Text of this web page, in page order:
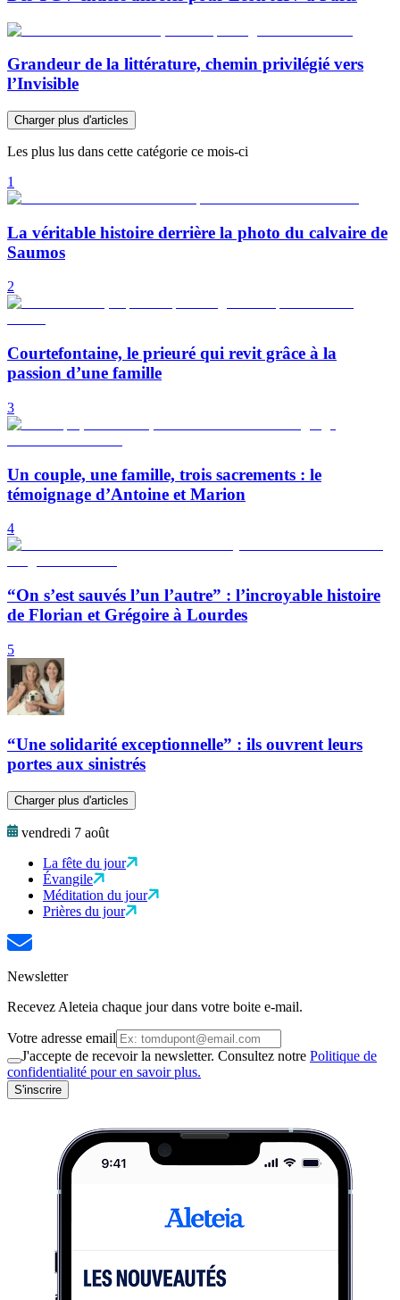
Grandeur de la littérature, chemin privilégié vers
l’Invisible
Charger plus d'articles
Les plus lus dans cette catégorie ce mois-ci
1
La véritable histoire derrière la photo du calvaire de
Saumos
2
Courtefontaine, le prieuré qui revit grâce à la
passion d’une famille
3
Un couple, une famille, trois sacrements : le
témoignage d’Antoine et Marion
4
“On s’est sauvés l’un l’autre” : l’incroyable histoire
de Florian et Grégoire à Lourdes
5
“Une solidarité exceptionnelle” : ils ouvrent leurs
portes aux sinistrés
Charger plus d'articles
vendredi 7 août
La fête du jour
Évangile
Méditation du jour
Prières du jour
Newsletter
Recevez Aleteia chaque jour dans votre boite e-mail.
Votre adresse email
J'accepte de recevoir la newsletter. Consultez notre Politique de
confidentialité pour en savoir plus.
S'inscrire